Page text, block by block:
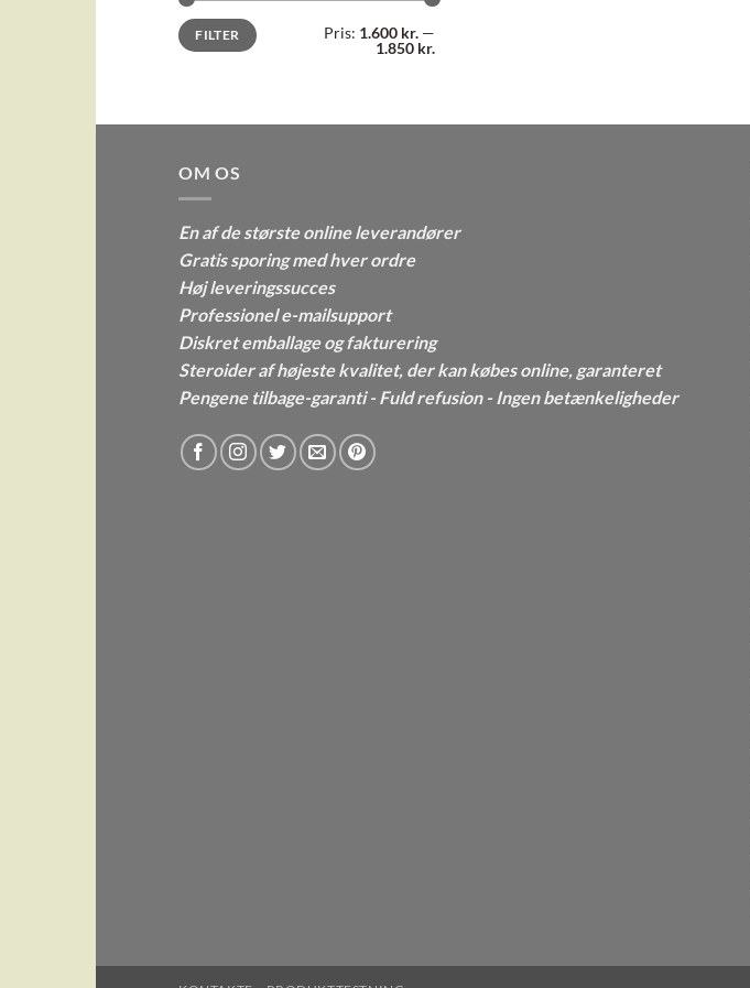
Mindste
pris
Højeste
prisFILTER Pris: 1.600 kr.—
1.850 kr.
OM OS
En af de største online leverandører
Gratis sporing med hver ordre
Høj leveringssucces
Professionel e-mailsupport
Diskret emballage og fakturering
Steroider af højeste kvalitet, der kan købes online, garanteret
Pengene tilbage-garanti - Fuld refusion - Ingen betænkeligheder